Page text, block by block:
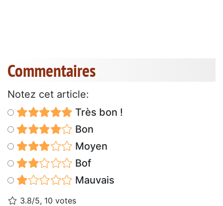
Commentaires
Notez cet article:
Très bon !
Bon
Moyen
Bof
Mauvais
3.8/5, 10 votes